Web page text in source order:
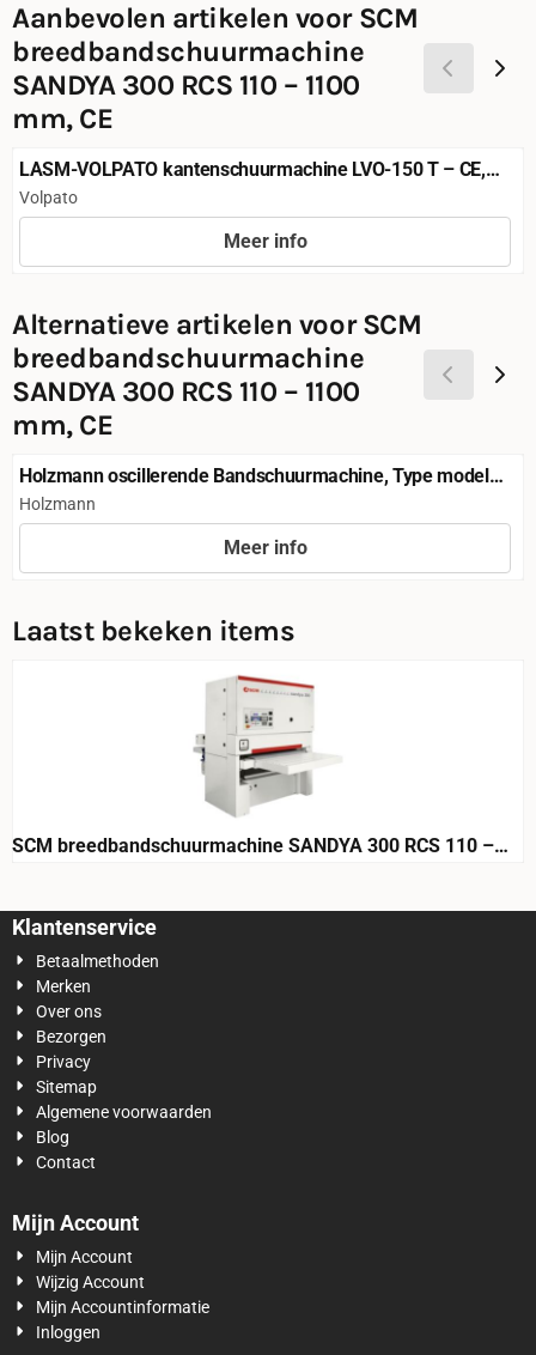
Aanbevolen artikelen voor SCM
breedbandschuurmachine
SANDYA 300 RCS 110 – 1100
mm, CE
LASM-VOLPATO kantenschuurmachine LVO-150 T – CE,
kantelbaar
Merk:
Volpato
Meer info
Alternatieve artikelen voorSCM
breedbandschuurmachine
SANDYA 300 RCS 110 – 1100
mm, CE
Holzmann oscillerende Bandschuurmachine, Type model
KOS 2510N - 400V
Merk:
Holzmann
Meer info
Laatst bekeken items
SCM breedbandschuurmachine SANDYA 300 RCS 110 –
Klantenservice
Betaalmethoden
Merken
Over ons
Bezorgen
Privacy
Sitemap
Algemene voorwaarden
Blog
Contact
Mijn Account
Mijn Account
Wijzig Account
Mijn Accountinformatie
Inloggen